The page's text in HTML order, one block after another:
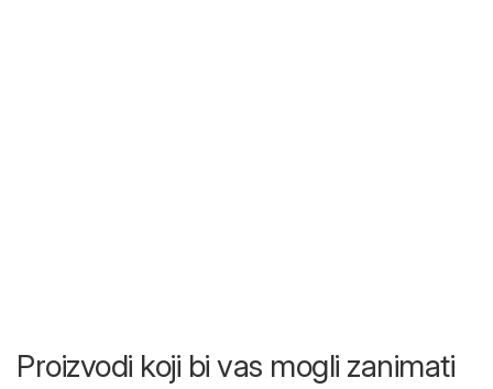
Proizvodi koji bi vas mogli zanimati